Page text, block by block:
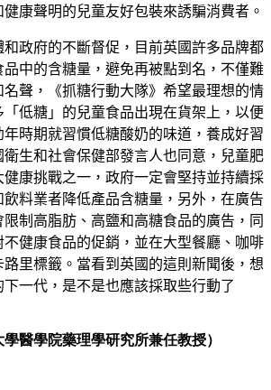
康聲明的兒童友好包裝來誘騙消費者。
政府的不斷督促，目前英國許多品牌都
中的含糖量，避免再被點到名，不僅難
聲，《抓糖行動大隊》希望最理想的情
低糖」的兒童食品出現在貨架上，以便
時期就習慣低糖酸奶的味道，養成好習
生和社會保健部發言人也同意，兒童肥
康挑戰之一，政府一定會堅持並持續採
料業者降低產品含糖量，另外，在廣告
制高脂肪、高鹽和高糖食品的廣告，同
不健康食品的促銷，並在大型餐廳、咖啡
里標籤。當看到英國的這則新聞後，想
一代，是不是也應該採取些行動了
學醫學院藥理學研究所兼任教授）